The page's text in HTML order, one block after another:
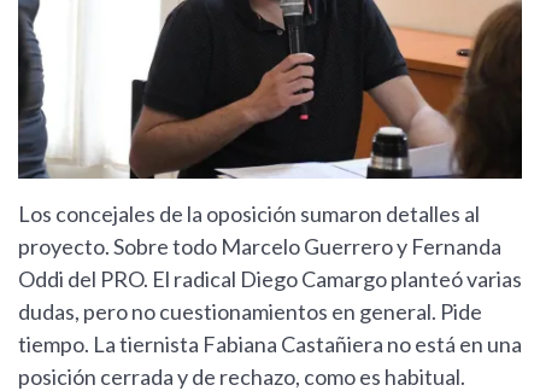
Los concejales de la oposición sumaron detalles al
proyecto. Sobre todo Marcelo Guerrero y Fernanda
Oddi del PRO. El radical Diego Camargo planteó varias
dudas, pero no cuestionamientos en general. Pide
tiempo. La tiernista Fabiana Castañiera no está en una
posición cerrada y de rechazo, como es habitual.